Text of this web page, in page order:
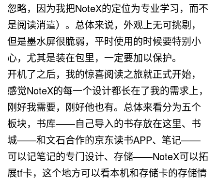
忽略，因为我把NoteX的定位为专业学习，而不
是阅读消遣）。总体来说，外观上无可挑剔，
但是墨水屏很脆弱，平时使用的时候要特别小
心，尤其是装在包里，一定要加以保护。
开机了之后，我的惊喜阅读之旅就正式开始，
感觉NoteX的每一个设计都长在了我的需求上，
刚好我需要，刚好他也有。总体来看分为五个
板块，书库——自己导入的书存放在这里、书
城——和文石合作的京东读书APP、笔记——
可以记笔记的专门设计、存储——NoteX可以拓
展tf卡，这个地方可以看本机和存储卡的存储情